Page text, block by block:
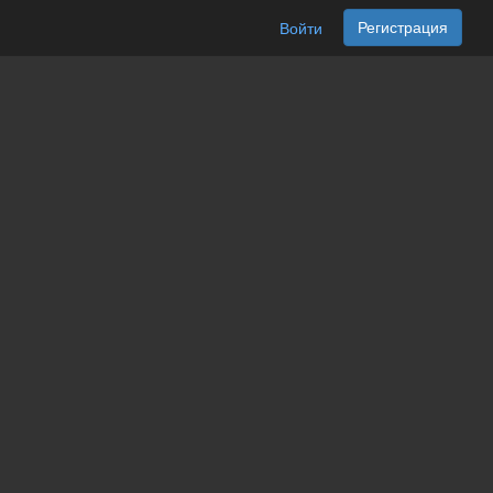
Войти Регистрация